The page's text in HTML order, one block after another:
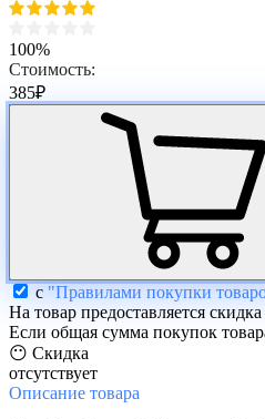
100%
Стоимость:
385₽
с "Правилами покупки
На товар предоставляется
Если общая сумма покупок
😶 Скидка
отсутствует
Описание товара